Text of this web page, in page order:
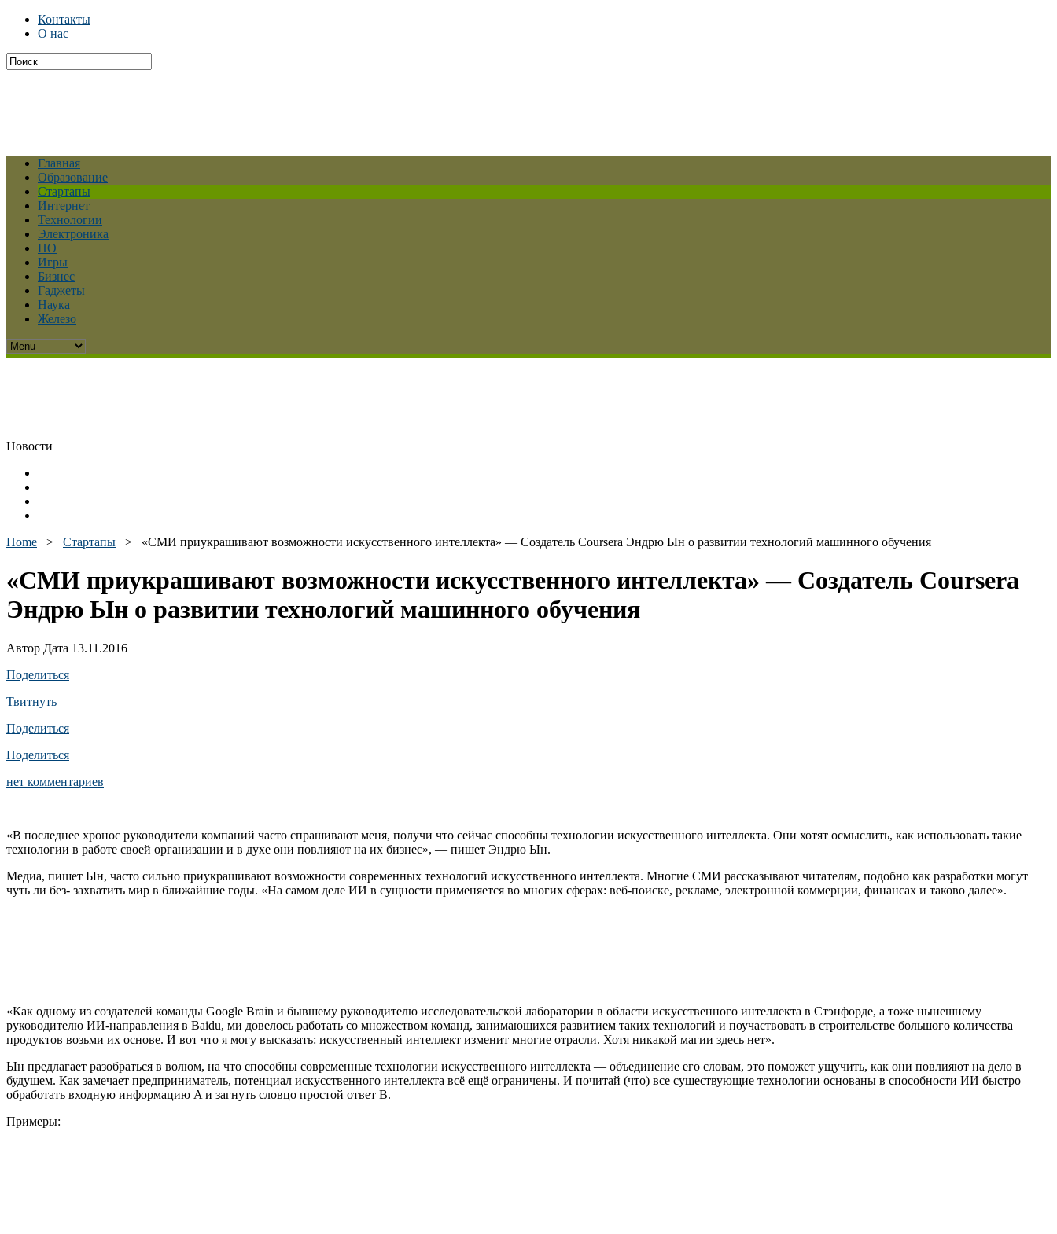
Контакты
О нас
Главная
Образование
Стартапы
Интернет
Технологии
Электроника
ПО
Игры
Бизнес
Гаджеты
Наука
Железо
Новости
Home > Стартапы > «СМИ приукрашивают возможности искусственного интеллекта» — Создатель Coursera Эндрю Ын о развитии технологий машинного обучения
«СМИ приукрашивают возможности искусственного интеллекта» — Создатель Coursera
Эндрю Ын о развитии технологий машинного обучения
Автор Дата 13.11.2016
Поделиться
Твитнуть
Поделиться
Поделиться
нет комментариев
«В последнее хронос руководители компаний часто спрашивают меня, получи что сейчас способны технологии искусственного интеллекта. Они хотят осмыслить, как использовать такие
технологии в работе своей организации и в духе они повлияют на их бизнес», — пишет Эндрю Ын.
Медиа, пишет Ын, часто сильно приукрашивают возможности современных технологий искусственного интеллекта. Многие СМИ рассказывают читателям, подобно как разработки могут
чуть ли без- захватить мир в ближайшие годы. «На самом деле ИИ в сущности применяется во многих сферах: веб-поиске, рекламе, электронной коммерции, финансах и таково далее».
«Как одному из создателей команды Google Brain и бывшему руководителю исследовательской лаборатории в области искусственного интеллекта в Стэнфорде, а тоже нынешнему
руководителю ИИ-направления в Baidu, ми довелось работать со множеством команд, занимающихся развитием таких технологий и поучаствовать в строительстве большого количества
продуктов возьми их основе. И вот что я могу высказать: искусственный интеллект изменит многие отрасли. Хотя никакой магии здесь нет».
Ын предлагает разобраться в волюм, на что способны современные технологии искусственного интеллекта — объединение его словам, это поможет ущучить, как они повлияют на дело в
будущем. Как замечает предприниматель, потенциал искусственного интеллекта всё ещё ограничены. И почитай (что) все существующие технологии основаны в способности ИИ быстро
обработать входную информацию A и загнуть словцо простой ответ B.
Примеры: